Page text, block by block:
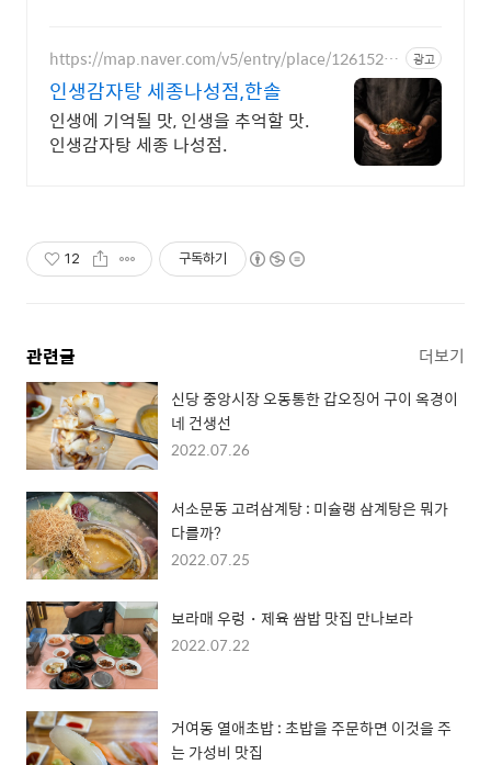
https://map.naver.com/v5/entry/place/12615261
91
광고
인생감자탕 세종나성점,한솔
인생에 기억될 맛, 인생을 추억할 맛.
인생감자탕 세종 나성점.
12 구독하기
관련글 더보기
신당 중앙시장 오동통한 갑오징어 구이 옥경이
네 건생선
2022.07.26
서소문동 고려삼계탕 : 미슐랭 삼계탕은 뭐가
다를까?
2022.07.25
보라매 우렁・제육 쌈밥 맛집 만나보라
2022.07.22
거여동 열애초밥 : 초밥을 주문하면 이것을 주
는 가성비 맛집